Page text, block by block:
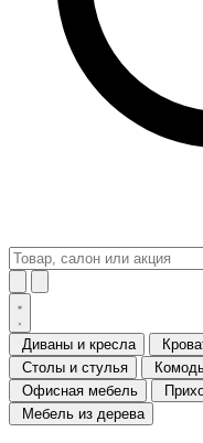
Диваны и кресла
Столы и стулья
Офисная мебель
Мебель из дерева